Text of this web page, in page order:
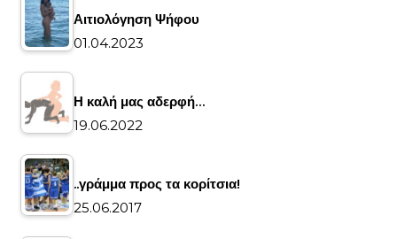
Αιτιολόγηση Ψήφου
01.04.2023
Η καλή μας αδερφή…
19.06.2022
..γράμμα προς τα κορίτσια!
25.06.2017